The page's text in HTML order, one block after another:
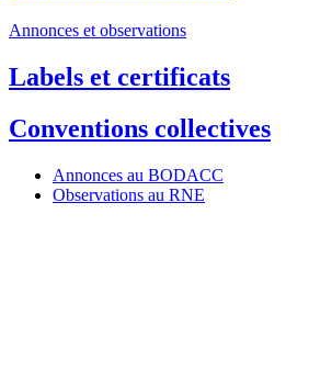
Annonces et observations
Labels et certificats
Conventions collectives
Annonces au BODACC
Observations au RNE